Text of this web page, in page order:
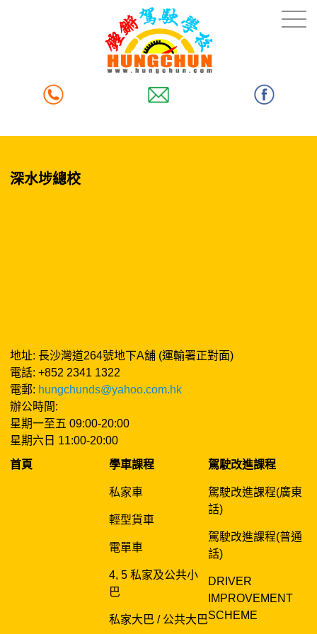
深水埗總校
地址: 長沙灣道264號地下A舖 (運輸署正對面)
電話: +852 2341 1322
電郵: hungchunds@yahoo.com.hk
辦公時間:
星期一至五 09:00-20:00
星期六日 11:00-20:00
首頁
學車課程
私家車
輕型貨車
電單車
4, 5 私家及公共小
巴
私家大巴 / 公共大巴
駕駛改進課程
駕駛改進課程(廣東
話)
駕駛改進課程(普通
話)
DRIVER
IMPROVEMENT
SCHEME